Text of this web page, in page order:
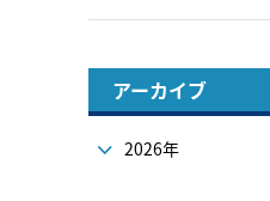
アーカイブ
2026年